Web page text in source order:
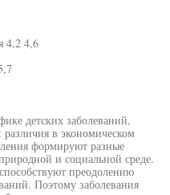
4,2 4,6
детских заболеваний,
в экономическом
формируют разные
и социальной среде.
преодолению
Поэтому заболевания